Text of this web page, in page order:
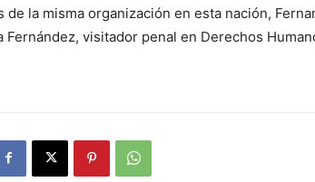
de la misma organización en esta nación,
Fernández, visitador penal en Derechos